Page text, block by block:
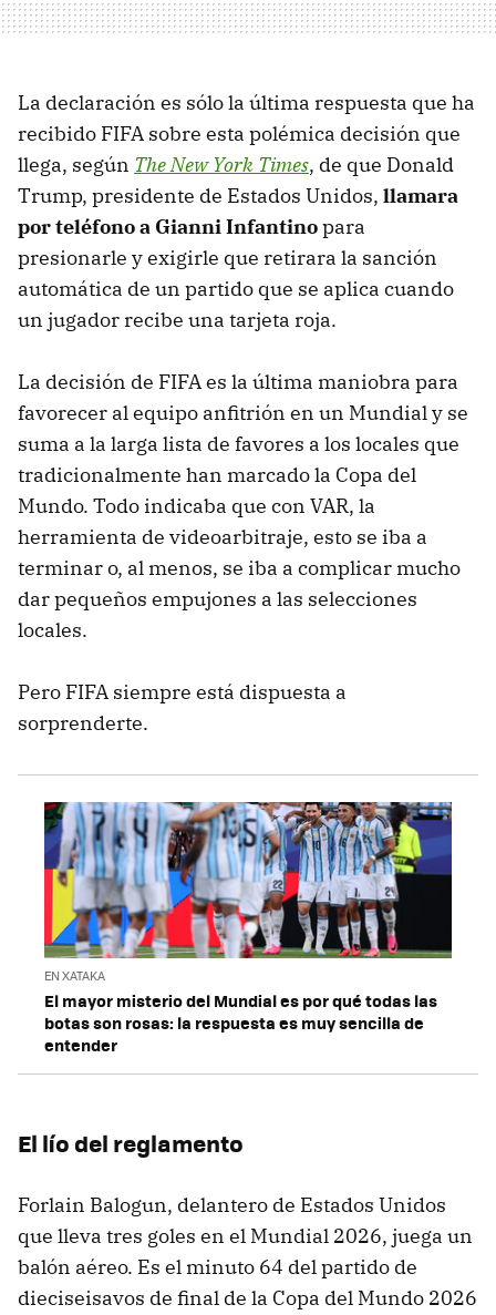
La declaración es sólo la última respuesta que ha
recibido FIFA sobre esta polémica decisión que
llega, según The New York Times, de que Donald
Trump, presidente de Estados Unidos, llamara
por teléfono a Gianni Infantinopara
presionarle y exigirle que retirara la sanción
automática de un partido que se aplica cuando
un jugador recibe una tarjeta roja.
La decisión de FIFA es la última maniobra para
favorecer al equipo anfitrión en un Mundial y se
suma a la larga lista de favores a los locales que
tradicionalmente han marcado la Copa del
Mundo. Todo indicaba que con VAR, la
herramienta de videoarbitraje, esto se iba a
terminar o, al menos, se iba a complicar mucho
dar pequeños empujones a las selecciones
locales.
Pero FIFA siempre está dispuesta a
sorprenderte.
EN XATAKA
El mayor misterio del Mundial es por qué todas las
botas son rosas: la respuesta es muy sencilla de
entender
El lío del reglamento
Forlain Balogun, delantero de Estados Unidos
que lleva tres goles en el Mundial 2026, juega un
balón aéreo. Es el minuto 64 del partido de
dieciseisavos de final de la Copa del Mundo 2026